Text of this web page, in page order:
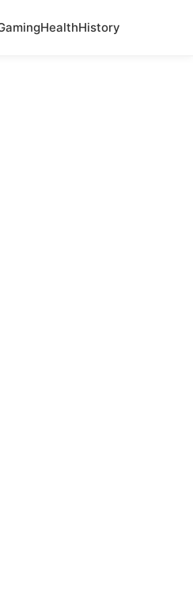
HealthHistory